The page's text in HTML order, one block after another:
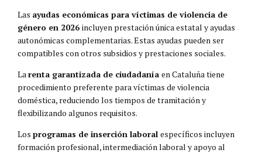
Las ayudas económicas para víctimas de violencia de
género en 2026 incluyen prestación única estatal y ayudas
autonómicas complementarias. Estas ayudas pueden ser
compatibles con otros subsidios y prestaciones sociales.
La renta garantizada de ciudadanía en Cataluña tiene
procedimiento preferente para víctimas de violencia
doméstica, reduciendo los tiempos de tramitación y
flexibilizando algunos requisitos.
Los programas de inserción laboral específicos incluyen
formación profesional, intermediación laboral y apoyo al